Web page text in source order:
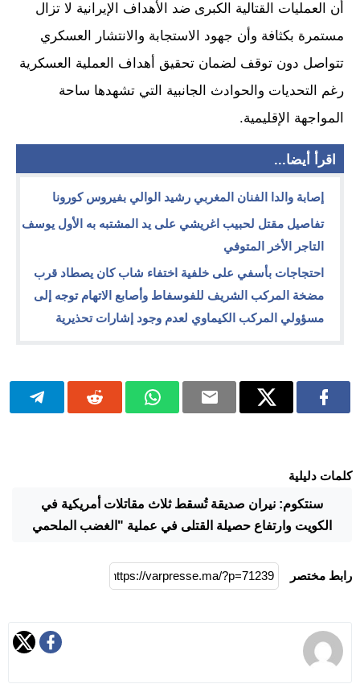
أن العمليات القتالية الكبرى ضد الأهداف الإيرانية لا تزال
مستمرة بكثافة وأن جهود الاستجابة والانتشار العسكري
تتواصل دون توقف لضمان تحقيق أهداف العملية العسكرية
رغم التحديات والحوادث الجانبية التي تشهدها ساحة
المواجهة الإقليمية.
اقرأ أيضا...
إصابة والدا الفنان المغربي رشيد الوالي بفيروس كورونا
تفاصيل مقتل لحبيب اغريشي على يد المشتبه به الأول يوسف
التاجر الأخر المتوفي
احتجاجات بأسفي على خلفية اختفاء شاب كان يصطاد قرب
مضخة المركب الشريف للفوسفاط وأصابع الاتهام توجه إلى
مسؤولي المركب الكيماوي لعدم وجود إشارات تحذيرية
كلمات دليلية
سنتكوم: نيران صديقة تُسقط ثلاث مقاتلات أمريكية في
الكويت وارتفاع حصيلة القتلى في عملية "الغضب الملحمي
رابط مختصر